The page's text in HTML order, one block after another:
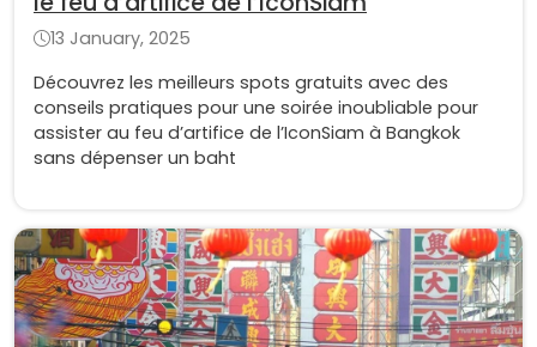
13 January, 2025
Découvrez les meilleurs spots gratuits avec des
conseils pratiques pour une soirée inoubliable pour
assister au feu d’artifice de l’IconSiam à Bangkok
sans dépenser un baht